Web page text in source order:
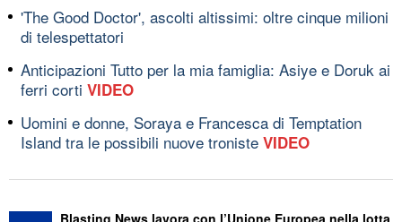
'The Good Doctor', ascolti altissimi: oltre cinque milioni
di telespettatori
Anticipazioni Tutto per la mia famiglia: Asiye e Doruk ai
ferri corti VIDEO
Uomini e donne, Soraya e Francesca di Temptation
Island tra le possibili nuove troniste VIDEO
Blasting News lavora con l’Unione Europea nella lotta